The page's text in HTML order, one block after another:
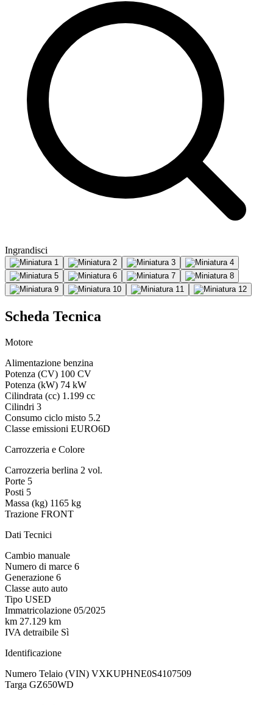
Ingrandisci
Scheda Tecnica
Motore
Alimentazione benzina
Potenza (CV) 100 CV
Potenza (kW) 74 kW
Cilindrata (cc) 1.199 cc
Cilindri 3
Consumo ciclo misto 5.2
Classe emissioni EURO6D
Carrozzeria e Colore
Carrozzeria berlina 2 vol.
Porte 5
Posti 5
Massa (kg) 1165 kg
Trazione FRONT
Dati Tecnici
Cambio manuale
Numero di marce 6
Generazione 6
Classe auto auto
Tipo USED
Immatricolazione 05/2025
km 27.129 km
IVA detraibile Sì
Identificazione
Numero Telaio (VIN) VXKUPHNE0S4107509
Targa GZ650WD